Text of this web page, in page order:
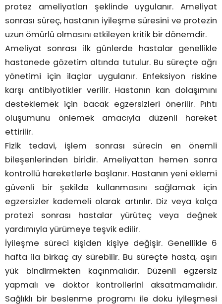
protez ameliyatları şeklinde uygulanır. Ameliyat
sonrası süreç, hastanın iyileşme süresini ve protezin
uzun ömürlü olmasını etkileyen kritik bir dönemdir.
Ameliyat sonrası ilk günlerde hastalar genellikle
hastanede gözetim altında tutulur. Bu süreçte ağrı
yönetimi için ilaçlar uygulanır. Enfeksiyon riskine
karşı antibiyotikler verilir. Hastanın kan dolaşımını
desteklemek için bacak egzersizleri önerilir. Pıhtı
oluşumunu önlemek amacıyla düzenli hareket
ettirilir.
Fizik tedavi, işlem sonrası sürecin en önemli
bileşenlerinden biridir. Ameliyattan hemen sonra
kontrollü hareketlerle başlanır. Hastanın yeni eklemi
güvenli bir şekilde kullanmasını sağlamak için
egzersizler kademeli olarak artırılır. Diz veya kalça
protezi sonrası hastalar yürüteç veya değnek
yardımıyla yürümeye teşvik edilir.
İyileşme süreci kişiden kişiye değişir. Genellikle 6
hafta ila birkaç ay sürebilir. Bu süreçte hasta, aşırı
yük bindirmekten kaçınmalıdır. Düzenli egzersiz
yapmalı ve doktor kontrollerini aksatmamalıdır.
Sağlıklı bir beslenme programı ile doku iyileşmesi